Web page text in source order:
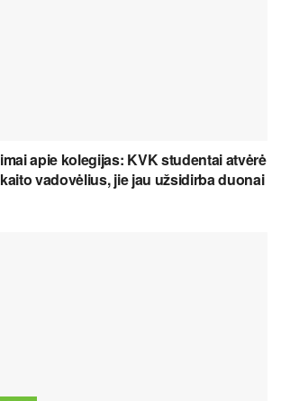
apie kolegijas: KVK studentai atvėrė
vadovėlius, jie jau užsidirba duonai